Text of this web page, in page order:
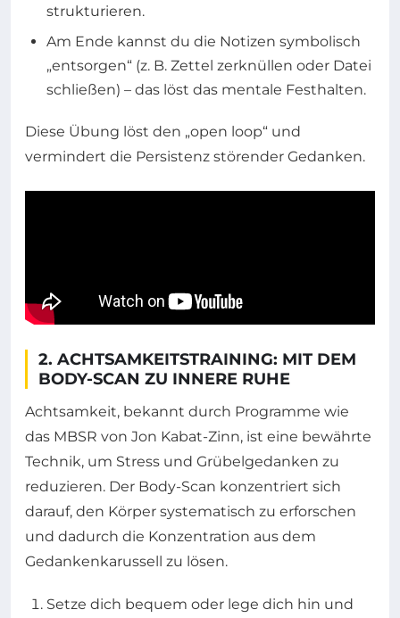
strukturieren.
Am Ende kannst du die Notizen symbolisch
„entsorgen“ (z. B. Zettel zerknüllen oder Datei
schließen) – das löst das mentale Festhalten.
Diese Übung löst den „open loop“ und
vermindert die Persistenz störender Gedanken.
2. ACHTSAMKEITSTRAINING: MIT DEM
BODY-SCAN ZU INNERE RUHE
Achtsamkeit, bekannt durch Programme wie
das MBSR von Jon Kabat-Zinn, ist eine bewährte
Technik, um Stress und Grübelgedanken zu
reduzieren. Der Body-Scan konzentriert sich
darauf, den Körper systematisch zu erforschen
und dadurch die Konzentration aus dem
Gedankenkarussell zu lösen.
Setze dich bequem oder lege dich hin und